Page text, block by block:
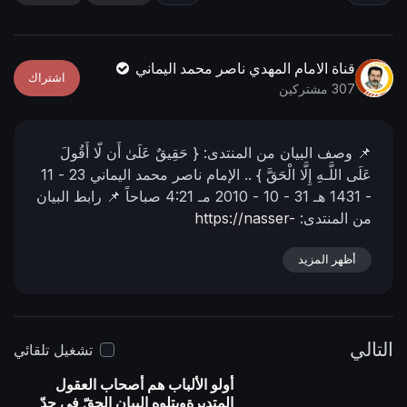
g
f
u
l
قناة الامام المهدي ناصر محمد اليماني
307 مشتركين
اشتراك
📌 وصف البیان من المنتدى: { حَقِيقٌ عَلَىٰ أَن لَّا أَقُولَ
عَلَى اللَّـهِ إِلَّا الْحَقَّ } .. الإمام ناصر محمد اليماني
23 - 11
- 1431 هـ
31 - 10 - 2010 مـ 4:21 صباحاً
📌 رابط البيان
من المنتدى: https://nasser-
أظهر المزيد
التالي
تشغيل تلقائي
أولو الألباب هم أصحاب العقول
المتدبرةويتلوه البيان الحقّ في حدّ